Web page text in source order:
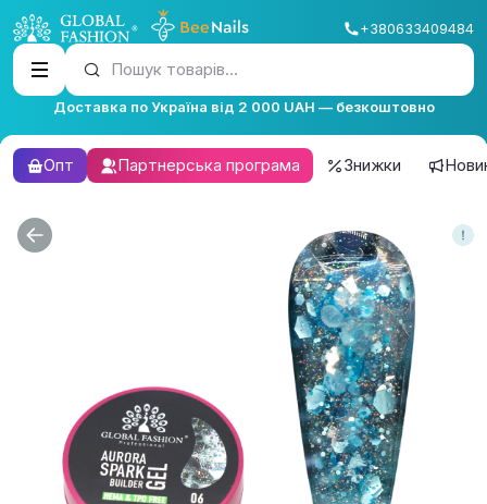
+380633409484
Пошук товарів...
Доставка по Україна від 2 000 UAH — безкоштовно
Опт Партнерська програма Знижки